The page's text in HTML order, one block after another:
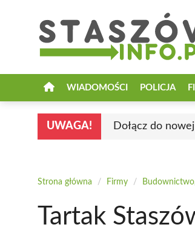
WIADOMOŚCI POLICJA
UWAGA! Dołącz do
Strona główna / Firmy /
Tartak